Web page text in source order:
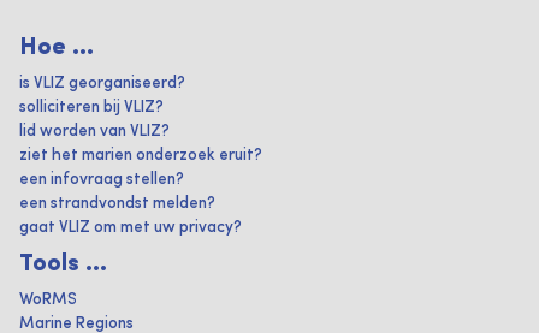
Hoe ...
is VLIZ georganiseerd?
solliciteren bij VLIZ?
lid worden van VLIZ?
ziet het marien onderzoek eruit?
een infovraag stellen?
een strandvondst melden?
gaat VLIZ om met uw privacy?
Tools ...
WoRMS
Marine Regions